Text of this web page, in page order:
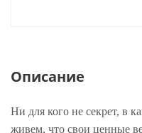
Описание
Ни для кого не секрет, в
живем, что свои ценные